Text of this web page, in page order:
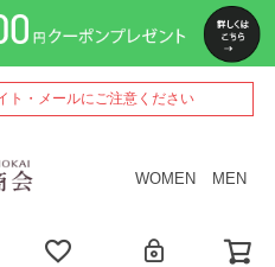
ト・メールにご注意ください
WOMEN MEN
ペー
ジト
ップ
へ